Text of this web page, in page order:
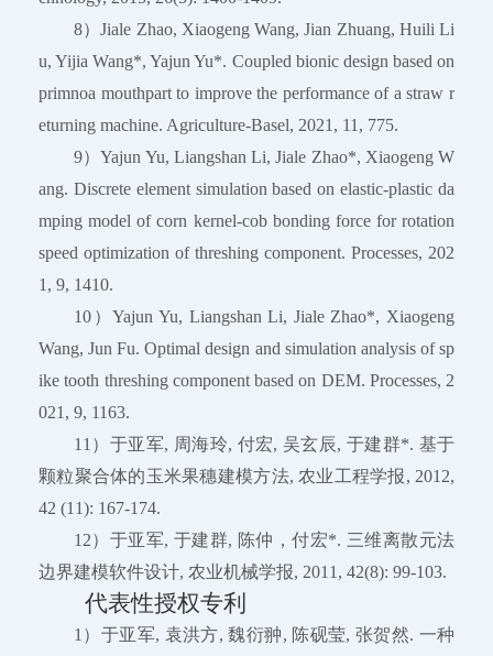
8）Jiale Zhao, Xiaogeng Wang, Jian Zhuang, Huili Li
u, Yijia Wang*, Yajun Yu*. Coupled bionic design based on
primnoa mouthpart to improve the performance of a straw r
eturning machine. Agriculture-Basel, 2021, 11, 775.
9）Yajun Yu, Liangshan Li, Jiale Zhao*, Xiaogeng W
ang. Discrete element simulation based on elastic-plastic da
mping model of corn kernel-cob bonding force for rotation
speed optimization of threshing component. Processes, 202
1, 9, 1410.
10）Yajun Yu, Liangshan Li, Jiale Zhao*, Xiaogeng
Wang, Jun Fu. Optimal design and simulation analysis of sp
ike tooth threshing component based on DEM. Processes, 2
021, 9, 1163.
11）于亚军, 周海玲, 付宏, 吴玄辰, 于建群*. 基于
颗粒聚合体的玉米果穗建模方法, 农业工程学报, 2012,
42 (11): 167-174.
12）于亚军, 于建群, 陈仲，付宏*. 三维离散元法
边界建模软件设计, 农业机械学报, 2011, 42(8): 99-103.
代表性授权专利
1）于亚军, 袁洪方, 魏衍翀, 陈砚莹, 张贺然. 一种